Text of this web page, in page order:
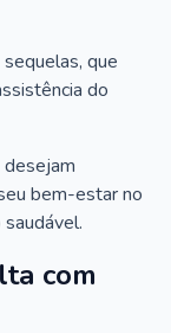
que
do
bem-estar no
com